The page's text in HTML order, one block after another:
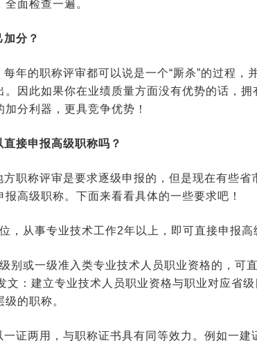
面检查一遍。
分？
年的职称评审都可以说是一个“厮杀”的过程，
因此如果你在业绩质量方面没有优势的话，拥
分利器，更具竞争优势！
接申报高级职称吗？
职称评审是要求逐级申报的，但是现在有些省
高级职称。下面来看看具体的一些要求吧！
，从事专业技术工作2年以上，即可直接申报高
别或一级准入类专业技术人员职业资格的，可
文：建立专业技术人员职业资格与职业对应省
的职称。
证两用，与职称证书具有同等效力。例如一建